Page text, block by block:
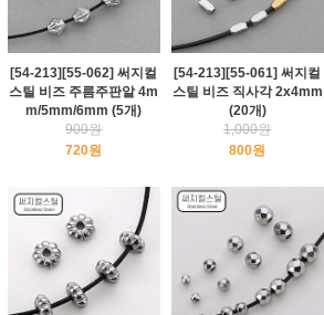
[54-213][55-062] 써지컬
스틸 비즈 주름주판알 4m
m/5mm/6mm (5개)
900원
720원
[54-213][55-061] 써지컬
스틸 비즈 직사각 2x4mm
(20개)
1,000원
800원